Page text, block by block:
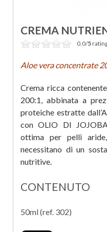
CREMA
0.0/5
Aloe vera concentrate
Crema ricca
200:1, abbinata a
proteiche estratte
con OLIO DI
ottima per pelli
necessitano di un
nutritive.
CONTENUTO
50ml (ref. 302)